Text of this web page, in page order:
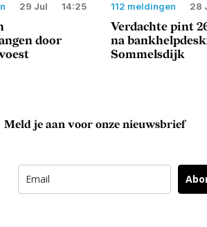
29 Jul 14:25
door
112 meldingen 28
Verdachte pint
na
Sommelsdijk
Meld je aan voor onze nieuwsbrief